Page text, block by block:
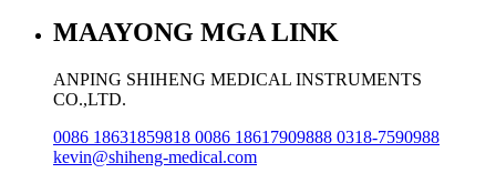
MAAYONG MGA LINK
ANPING SHIHENG MEDICAL INSTRUMENTS
CO.,LTD.
0086 18631859818 0086 18617909888 0318-7590988
kevin@shiheng-medical.com